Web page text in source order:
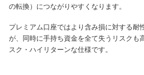
の転換）につながりやすくなります。
プレミアム口座ではより含み損に対する耐
が、同時に手持ち資金を全て失うリスクも
スク・ハイリターンな仕様です。